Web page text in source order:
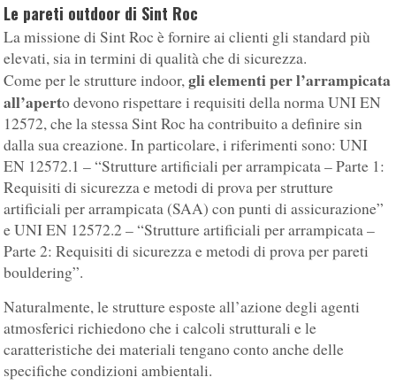
Le pareti outdoor di Sint Roc
La missione di Sint Roc è fornire ai clienti gli standard più
elevati, sia in termini di qualità che di sicurezza.
Come per le strutture indoor,gli elementi per l’arrampicata
all’aperto devono rispettare i requisiti della norma UNI EN
12572, che la stessa Sint Roc ha contribuito a definire sin
dalla sua creazione. In particolare, i riferimenti sono: UNI
EN 12572.1 – “Strutture artificiali per arrampicata – Parte 1:
Requisiti di sicurezza e metodi di prova per strutture
artificiali per arrampicata (SAA) con punti di assicurazione”
e UNI EN 12572.2 – “Strutture artificiali per arrampicata –
Parte 2: Requisiti di sicurezza e metodi di prova per pareti
bouldering”.
Naturalmente, le strutture esposte all’azione degli agenti
atmosferici richiedono che i calcoli strutturali e le
caratteristiche dei materiali tengano conto anche delle
specifiche condizioni ambientali.